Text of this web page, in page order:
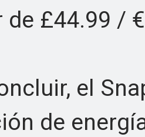
de £44.99 /
el
de